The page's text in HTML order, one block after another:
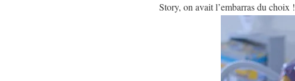
Story, on avait l’embarras du choix !